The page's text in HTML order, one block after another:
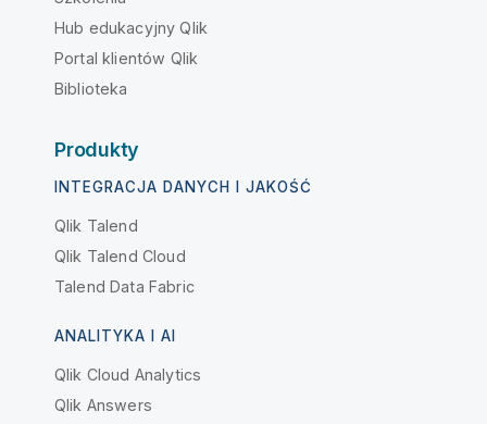
Hub edukacyjny Qlik
Portal klientów Qlik
Biblioteka
Produkty
INTEGRACJA DANYCH I JAKOŚĆ
Qlik Talend
Qlik Talend Cloud
Talend Data Fabric
ANALITYKA I AI
Qlik Cloud Analytics
Qlik Answers